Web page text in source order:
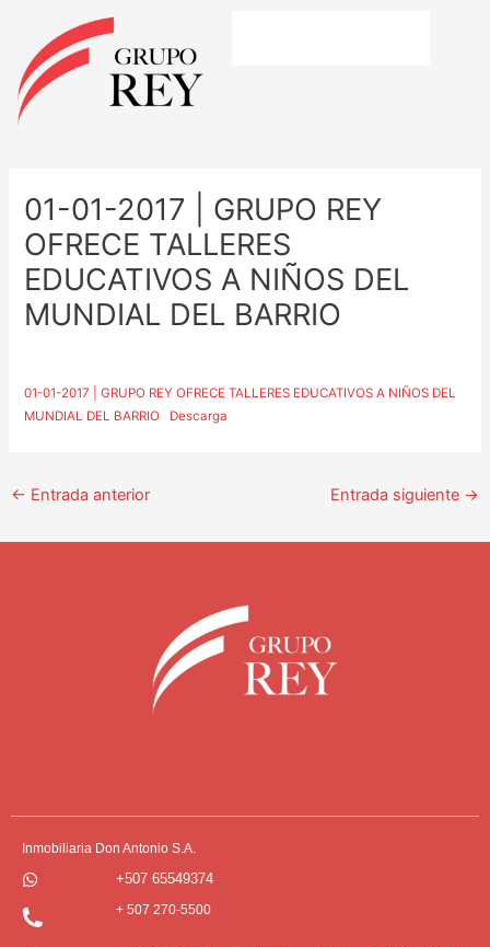
contenido
01-01-2017 | GRUPO REY
OFRECE TALLERES
EDUCATIVOS A NIÑOS DEL
MUNDIAL DEL BARRIO
01-01-2017 | GRUPO REY OFRECE TALLERES EDUCATIVOS A NIÑOS DEL
MUNDIAL DEL BARRIO
Descarga
entradas
← Entrada anterior Entrada siguiente →
Inmobiliaria Don Antonio S.A.
+507 65549374
+ 507 270-5500